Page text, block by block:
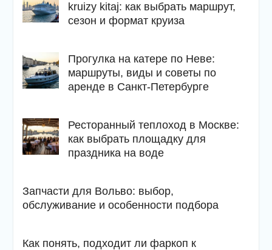
kruizy kitaj: как выбрать маршрут,
сезон и формат круиза
Прогулка на катере по Неве:
маршруты, виды и советы по
аренде в Санкт-Петербурге
Ресторанный теплоход в Москве:
как выбрать площадку для
праздника на воде
Запчасти для Вольво: выбор,
обслуживание и особенности подбора
Как понять, подходит ли фаркоп к